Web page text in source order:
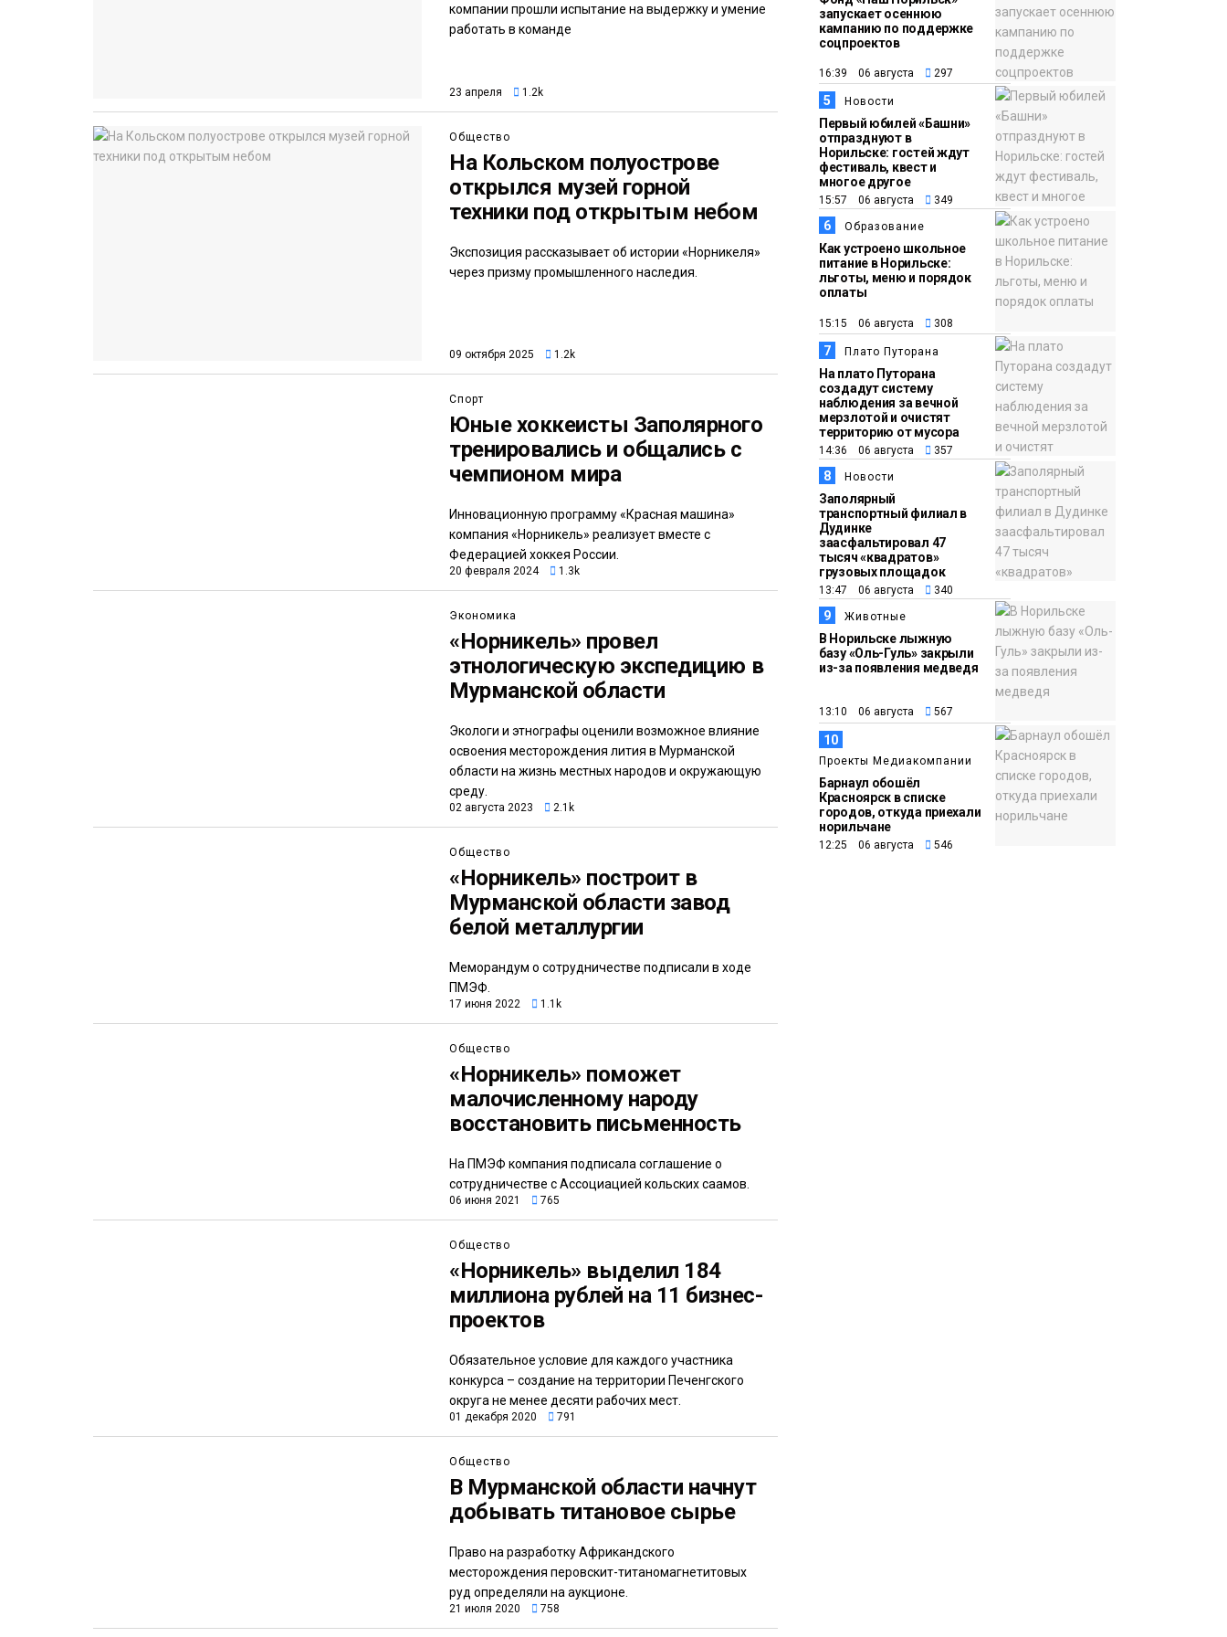
компании прошли испытание на выдержку и умение
работать в команде
23 апреля 1.2k
Общество
На Кольском полуострове
открылся музей горной
техники под открытым небом
Экспозиция рассказывает об истории «Норникеля»
через призму промышленного наследия.
09 октября 2025 1.2k
Спорт
Юные хоккеисты Заполярного
тренировались и общались с
чемпионом мира
Инновационную программу «Красная машина»
компания «Норникель» реализует вместе с
Федерацией хоккея России.
20 февраля 2024 1.3k
Экономика
«Норникель» провел
этнологическую экспедицию в
Мурманской области
Экологи и этнографы оценили возможное влияние
освоения месторождения лития в Мурманской
области на жизнь местных народов и окружающую
среду.
02 августа 2023 2.1k
Общество
«Норникель» построит в
Мурманской области завод
белой металлургии
Меморандум о сотрудничестве подписали в ходе
ПМЭФ.
17 июня 2022 1.1k
Общество
«Норникель» поможет
малочисленному народу
восстановить письменность
На ПМЭФ компания подписала соглашение о
сотрудничестве с Ассоциацией кольских саамов.
06 июня 2021 765
Общество
«Норникель» выделил 184
миллиона рублей на 11 бизнес-
проектов
Обязательное условие для каждого участника
конкурса – создание на территории Печенгского
округа не менее десяти рабочих мест.
01 декабря 2020 791
Общество
В Мурманской области начнут
добывать титановое сырье
Право на разработку Африкандского
месторождения перовскит-титаномагнетитовых
руд определяли на аукционе.
21 июля 2020 758
запускает осеннюю
кампанию по поддержке
соцпроектов
16:39 06 августа 297
5 Новости
Первый юбилей «Башни»
отпразднуют в
Норильске: гостей ждут
фестиваль, квест и
многое другое
15:57 06 августа 349
6 Образование
Как устроено школьное
питание в Норильске:
льготы, меню и порядок
оплаты
15:15 06 августа 308
7 Плато Путорана
На плато Путорана
создадут систему
наблюдения за вечной
мерзлотой и очистят
территорию от мусора
14:36 06 августа 357
8 Новости
Заполярный
транспортный филиал в
Дудинке
заасфальтировал 47
тысяч «квадратов»
грузовых площадок
13:47 06 августа 340
9 Животные
В Норильске лыжную
базу «Оль-Гуль» закрыли
из-за появления медведя
13:10 06 августа 567
10
Проекты Медиакомпании
Барнаул обошёл
Красноярск в списке
городов, откуда приехали
норильчане
12:25 06 августа 546